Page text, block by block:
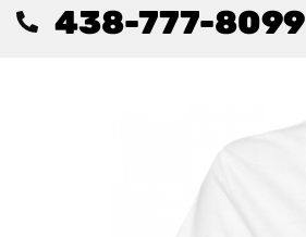
438-777-8099